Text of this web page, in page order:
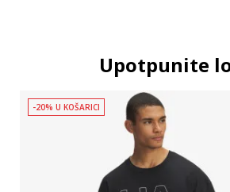
Upotpunite
-20% U KOŠARICI